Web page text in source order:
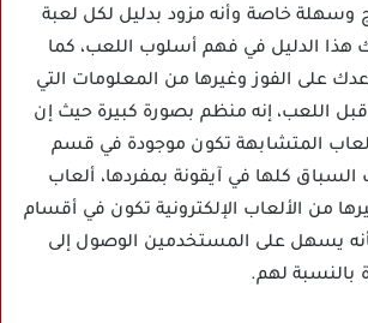
وسهلة خاصة وأنه مزود بدليل لكل لعبة
هذا الدليل في فهم أسلوب اللعب، كما
على الفوز وغيرها من المعلومات التي
قبل اللعب، إنه منظم بصورة كبيرة حيث إن
المتشابهة تكون موجودة في قسم
السباق كلها في آيقونة بمفردها، ألعاب
من الألعاب الإلكترونية تكون في أقسام
يسهل على المستخدمين الوصول إلى
بالنسبة لهم.